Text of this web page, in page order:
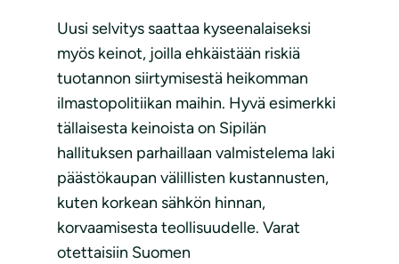
Uusi selvitys saattaa kyseenalaiseksi
myös keinot, joilla ehkäistään riskiä
tuotannon siirtymisestä heikomman
ilmastopolitiikan maihin. Hyvä esimerkki
tällaisesta keinoista on Sipilän
hallituksen parhaillaan valmistelema laki
päästökaupan välillisten kustannusten,
kuten korkean sähkön hinnan,
korvaamisesta teollisuudelle. Varat
otettaisiin Suomen